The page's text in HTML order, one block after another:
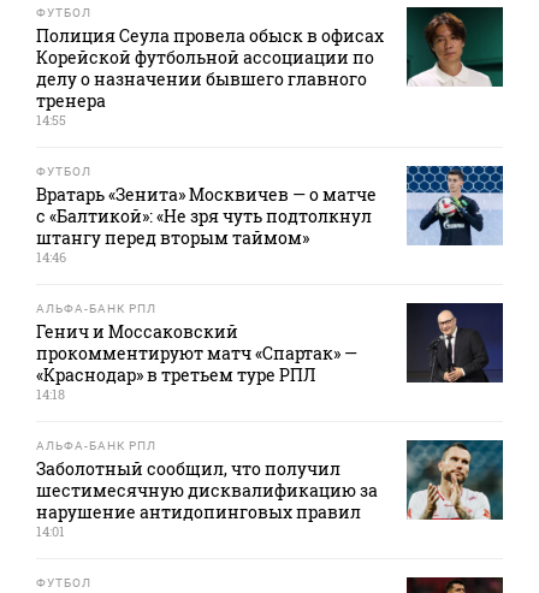
ФУТБОЛ
Полиция Сеула провела обыск в офисах
Корейской футбольной ассоциации по
делу о назначении бывшего главного
тренера
14:55
ФУТБОЛ
Вратарь «Зенита» Москвичев — о матче
с «Балтикой»: «Не зря чуть подтолкнул
штангу перед вторым таймом»
14:46
АЛЬФА-БАНК РПЛ
Генич и Моссаковский
прокомментируют матч «Спартак» —
«Краснодар» в третьем туре РПЛ
14:18
АЛЬФА-БАНК РПЛ
Заболотный сообщил, что получил
шестимесячную дисквалификацию за
нарушение антидопинговых правил
14:01
ФУТБОЛ